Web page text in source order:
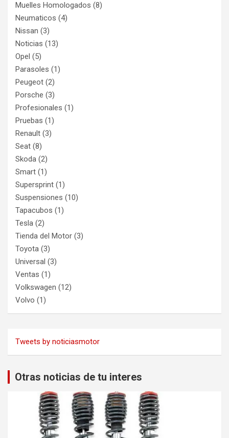
Muelles Homologados (8)
Neumaticos (4)
Nissan (3)
Noticias (13)
Opel (5)
Parasoles (1)
Peugeot (2)
Porsche (3)
Profesionales (1)
Pruebas (1)
Renault (3)
Seat (8)
Skoda (2)
Smart (1)
Supersprint (1)
Suspensiones (10)
Tapacubos (1)
Tesla (2)
Tienda del Motor (3)
Toyota (3)
Universal (3)
Ventas (1)
Volkswagen (12)
Volvo (1)
Tweets by noticiasmotor
Otras noticias de tu interes